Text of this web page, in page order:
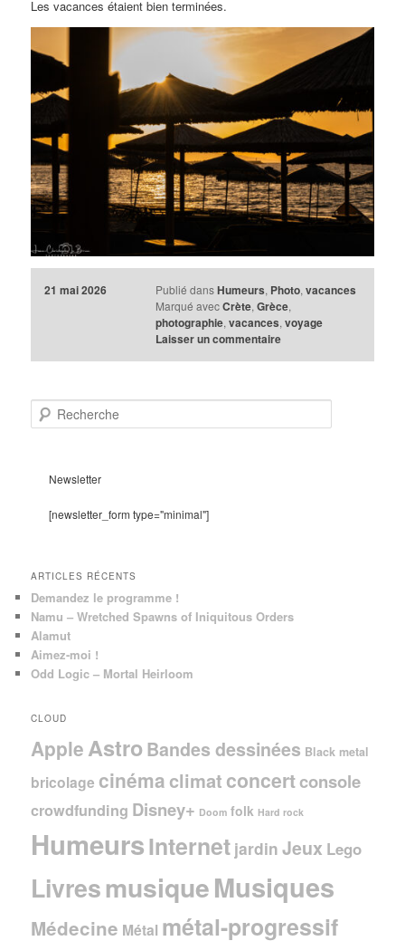
Les vacances étaient bien terminées.
21 mai 2026 Publié dans Humeurs, Photo, vacances
Marqué avec Crète, Grèce,
photographie, vacances, voyage
Laisser un commentaire
e
Newsletter
[newsletter_form type="minimal"]
ARTICLES RÉCENTS
Demandez le programme !
Namu – Wretched Spawns of Iniquitous Orders
Alamut
Aimez-moi !
Odd Logic – Mortal Heirloom
CLOUD
Apple AstroBandes dessinées Black metal
bricolage cinéma climat concertconsole
crowdfunding Disney+ Doom folk Hard rock
HumeursInternet jardin Jeux Lego
LivresmusiqueMusiques
Médecine Métal métal-progressif